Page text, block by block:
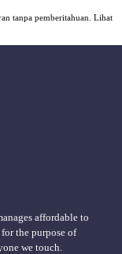
tanpa pemberitahuan. Lihat
affordable to
the purpose of
we touch.